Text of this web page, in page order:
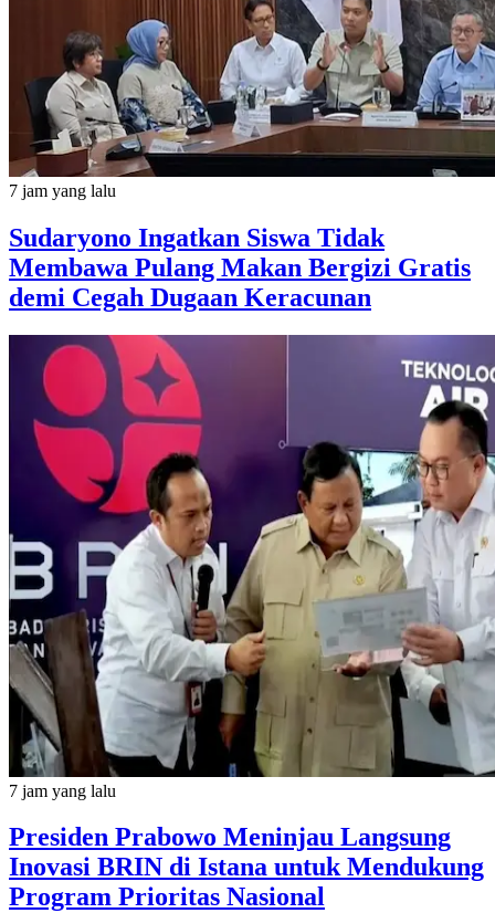
7 jam yang lalu
Sudaryono Ingatkan Siswa Tidak
Membawa Pulang Makan Bergizi Gratis
demi Cegah Dugaan Keracunan
7 jam yang lalu
Presiden Prabowo Meninjau Langsung
Inovasi BRIN di Istana untuk Mendukung
Program Prioritas Nasional